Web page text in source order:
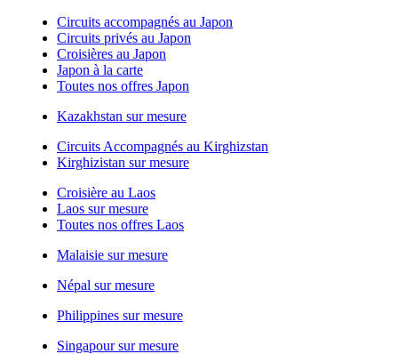
Circuits accompagnés au Japon
Circuits privés au Japon
Croisières au Japon
Japon à la carte
Toutes nos offres Japon
Kazakhstan sur mesure
Circuits Accompagnés au Kirghizstan
Kirghizistan sur mesure
Croisière au Laos
Laos sur mesure
Toutes nos offres Laos
Malaisie sur mesure
Népal sur mesure
Philippines sur mesure
Singapour sur mesure